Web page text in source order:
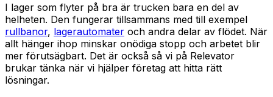
I lager som flyter på bra är trucken bara en del av
helheten. Den fungerar tillsammans med till exempel
rullbanor, lagerautomater och andra delar av flödet. När
allt hänger ihop minskar onödiga stopp och arbetet blir
mer förutsägbart. Det är också så vi på Relevator
brukar tänka när vi hjälper företag att hitta rätt
lösningar.